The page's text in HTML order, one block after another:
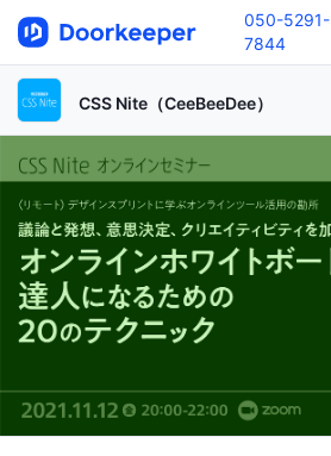
050-5291-
7844
CSS Nite（CeeBeeDee）